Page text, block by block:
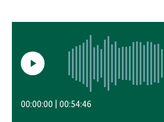
Video
abspielen/anhalten
00:00:00 00:54:46